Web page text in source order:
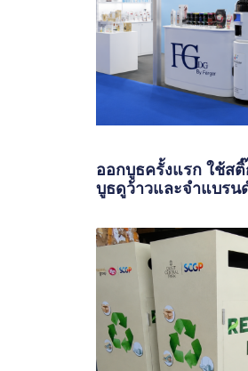
ออกบูธครั้งแรก ใช้ส
บูธดูว้าวและจำแบรน